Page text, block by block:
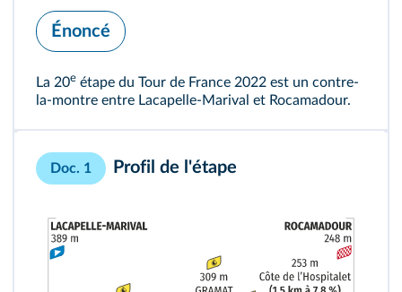
Énoncé
La 20e étape du Tour de France 2022 est un contre-
la-montre entre Lacapelle-Marival et Rocamadour.
Doc. 1 Profil de l'étape